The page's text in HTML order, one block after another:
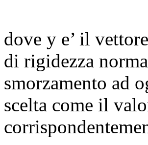
dove y e’ il
di rigidezza
smorzamento ad
scelta come il